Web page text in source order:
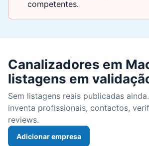
competentes.
Canalizadores em
listagens em
Sem listagens reais publicadas
inventa profissionais, contactos,
reviews.
Adicionar empresa